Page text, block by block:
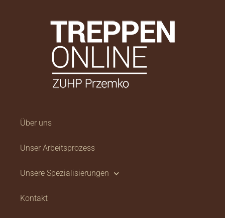
Über uns
Unser Arbeitsprozess
Unsere Spezialisierungen
Kontakt